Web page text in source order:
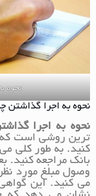
نحوه
نحوه به اجرا
نحوه به اجرا
ترین روشی است که
کنید. به طور کلی
بانک مراجعه کنید.
وصول مبلغ مورد
می کنید. این